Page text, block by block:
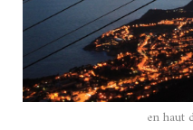
en haut